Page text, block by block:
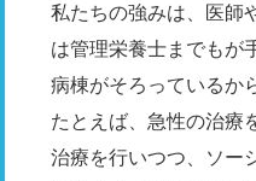
私たちの強みは、医師
は管理栄養士までもが
病棟がそろっているか
たとえば、急性の治療
治療を行いつつ、ソー